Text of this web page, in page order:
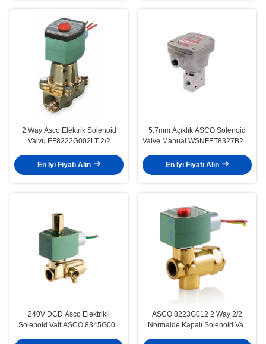
2 Way Asco Elektrik Solenoid
Valvu EF8222G002LT 2/2
En İyi Fiyatı Alın
5.7mm Açıklık ASCO Solenoid
Valve Manual WSNFET8327B202
Geçiren Valf
En İyi Fiyatı Alın
240V DCD Asco Elektrikli
Solenoid Valf ASCO 8345G001
ASCO 8223G012 2 Way 2/2
Normalde Kapalı Solenoid Valf